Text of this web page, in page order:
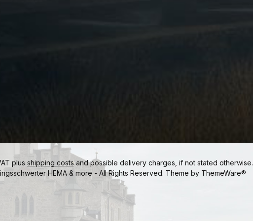
plus shipping costsand possible delivery charges, if not stated otherwise.
HEMA & more - All Rights Reserved. Theme by ThemeWare®